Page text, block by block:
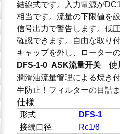
結線式です。
入力電源が
相当です。 流量の下限値を
信号出力で警告します。 低
確認できます。
自由な取り
キャップを外し、ローター
DFS-1-0 ASK流量开关 使
潤滑油流量管理による焼き
生防止！ フィルターの目詰
仕様
形式
DFS-1
接続口径
Rc1/8